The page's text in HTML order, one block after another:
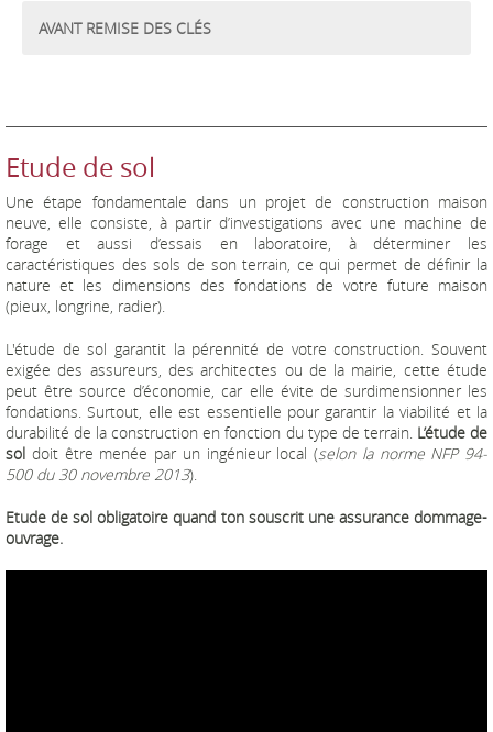
AVANT REMISE DES CLÉS
Etude de sol
Une étape fondamentale dans un projet de construction maison
neuve, elle consiste, à partir d’investigations avec une machine de
forage et aussi d’essais en laboratoire, à déterminer les
caractéristiques des sols de son terrain, ce qui permet de définir la
nature et les dimensions des fondations de votre future maison
(pieux, longrine, radier).
L'étude de sol garantit la pérennité de votre construction. Souvent
exigée des assureurs, des architectes ou de la mairie, cette étude
peut être source d’économie, car elle évite de surdimensionner les
fondations. Surtout, elle est essentielle pour garantir la viabilité et la
durabilité de la construction en fonction du type de terrain. L’étude de
sol doit être menée par un ingénieur local (selon la norme NFP 94-
500 du 30 novembre 2013).
Etude de sol obligatoire quand ton souscrit une assurance dommage-
ouvrage.